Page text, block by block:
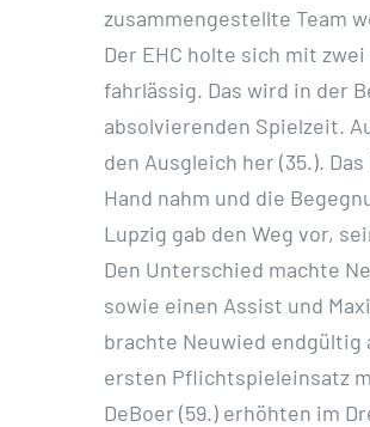
zusammengestellte Team
Der EHC holte sich mit
fahrlässig. Das wird in der
absolvierenden Spielzeit.
den Ausgleich her (35.).
Hand nahm und die
Lupzig gab den Weg vor,
Den Unterschied machte
sowie einen Assist und
brachte Neuwied endgültig
ersten Pflichtspieleinsatz
DeBoer (59.) erhöhten im